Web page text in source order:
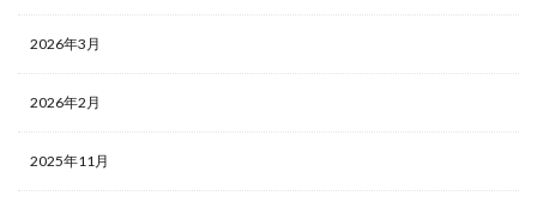
2026年3月
2026年2月
2025年11月